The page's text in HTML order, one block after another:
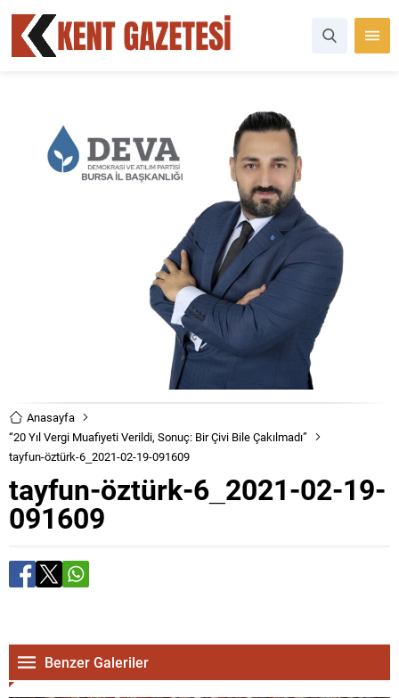
Anasayfa
“20 Yıl Vergi Muafiyeti Verildi, Sonuç: Bir Çivi Bile Çakılmadı”
tayfun-öztürk-6_2021-02-19-091609
tayfun-öztürk-6_2021-02-19-
091609
Benzer Galeriler